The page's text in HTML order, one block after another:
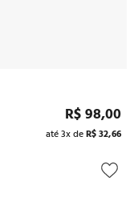
R$98,00
até3x deR$32,66